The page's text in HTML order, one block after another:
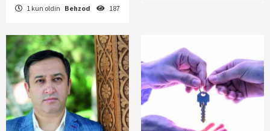
1 kun oldin Behzod 187